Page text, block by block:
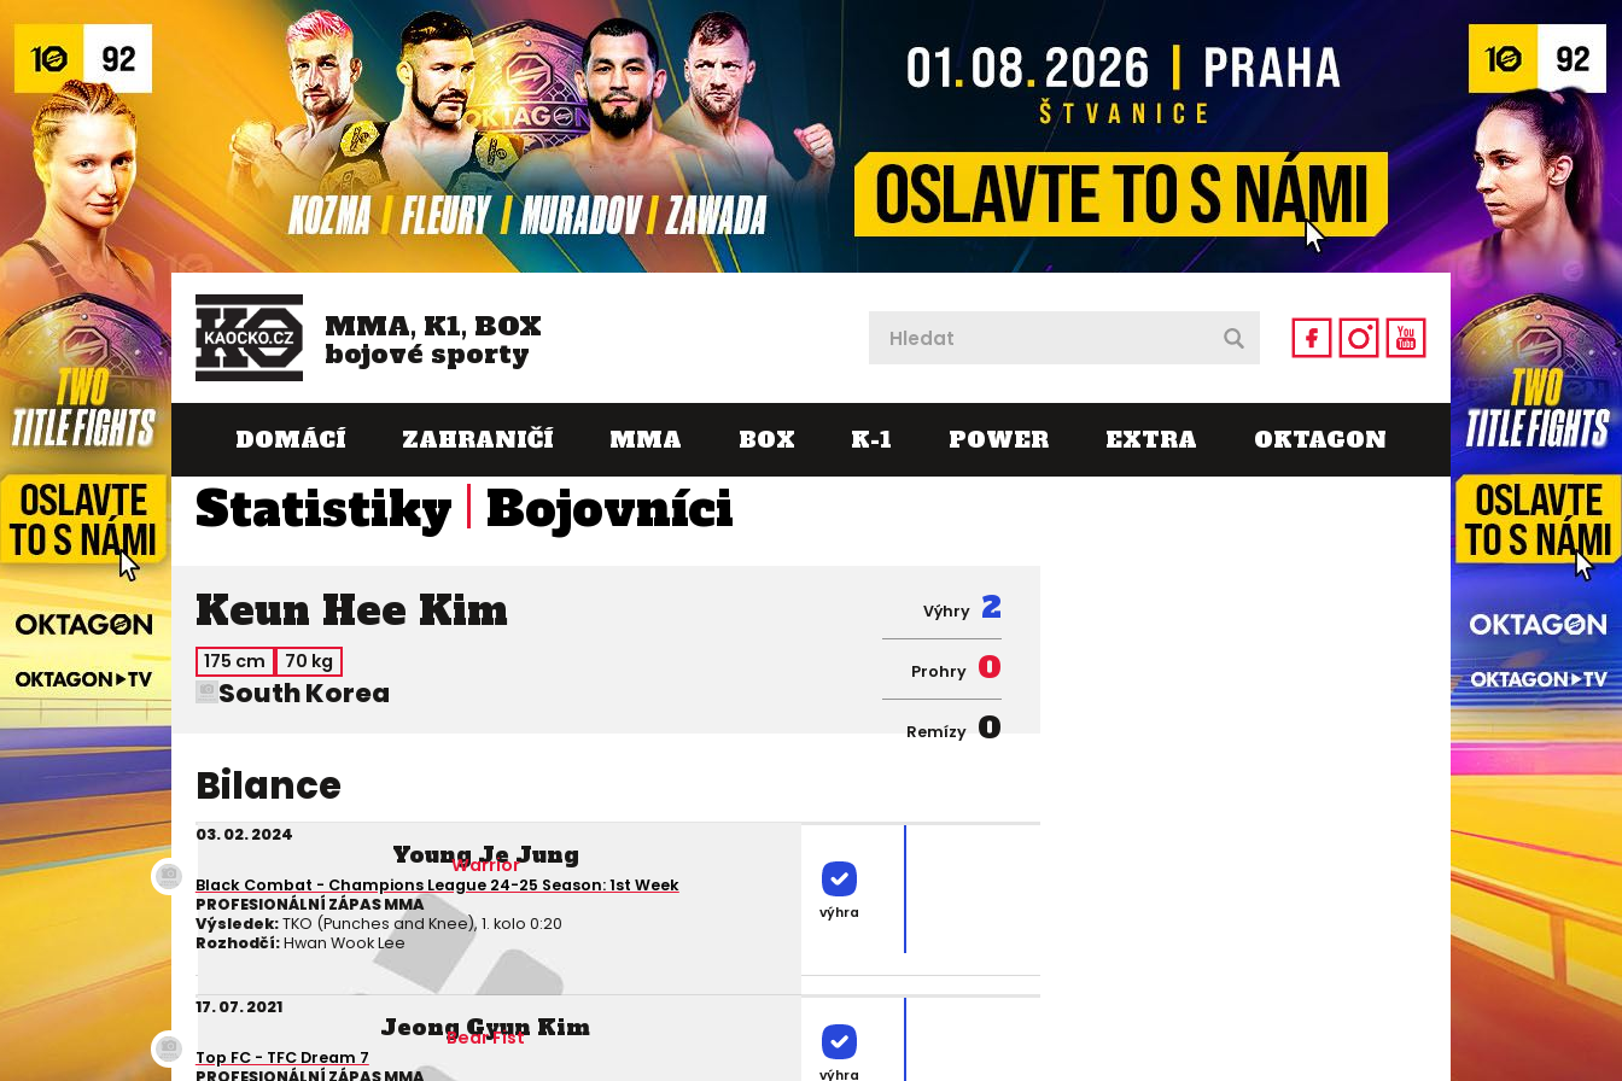
MMA, K1, BOX
bojové sporty
DOMÁCÍ ZAHRANIČÍ MMA BOX K-1 POWER EXTRA OKTAGON
Statistiky Bojovníci
Keun Hee Kim
175 cm 70 kg
South Korea
Výhry 2
Prohry 0
Remízy 0
Bilance
03. 02. 2024
Young Je Jung
Warrior
Black Combat - Champions League 24-25 Season: 1st Week
PROFESIONÁLNÍ ZÁPAS MMA
Výsledek:TKO (Punches and Knee), 1. kolo 0:20
Rozhodčí:Hwan Wook Lee
výhra
17. 07. 2021
Jeong Gyun Kim
Bear Fist
Top FC - TFC Dream 7
výhra